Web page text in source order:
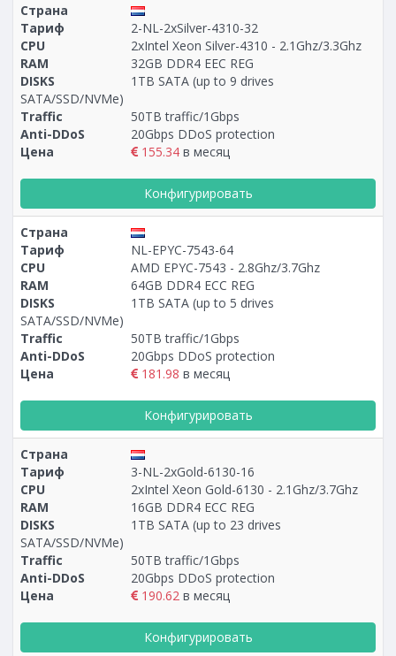
Страна
Тариф
2-NL-2xSilver-4310-32
CPU
2xIntel Xeon Silver-4310 - 2.1Ghz/3.3Ghz
RAM
32GB DDR4 EEC REG
DISKS
1TB SATA (up to 9 drives
SATA/SSD/NVMe)
Traffic
50TB traffic/1Gbps
Anti-DDoS
20Gbps DDoS protection
Цена
155.34 в месяц
Конфигурировать
Страна
Тариф
NL-EPYC-7543-64
CPU
AMD EPYC-7543 - 2.8Ghz/3.7Ghz
RAM
64GB DDR4 ECC REG
DISKS
1TB SATA (up to 5 drives
SATA/SSD/NVMe)
Traffic
50TB traffic/1Gbps
Anti-DDoS
20Gbps DDoS protection
Цена
181.98 в месяц
Конфигурировать
Страна
Тариф
3-NL-2xGold-6130-16
CPU
2xIntel Xeon Gold-6130 - 2.1Ghz/3.7Ghz
RAM
16GB DDR4 ECC REG
DISKS
1TB SATA (up to 23 drives
SATA/SSD/NVMe)
Traffic
50TB traffic/1Gbps
Anti-DDoS
20Gbps DDoS protection
Цена
190.62 в месяц
Конфигурировать